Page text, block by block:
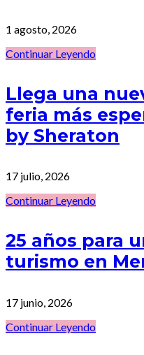
1 agosto, 2026
Continuar Leyendo
Llega una
feria más
by Sheraton
17 julio, 2026
Continuar Leyendo
25 años para
turismo en
17 junio, 2026
Continuar Leyendo